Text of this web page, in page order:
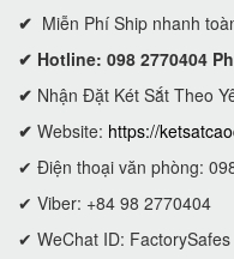
✔ Miễn Phí Ship nhanh
✔ Hotline: 098 2770404
✔ Nhận Đặt Két Sắt Theo
✔ Website: https://
✔ Điện thoại văn phòng:
✔ Viber: +84 98 2770404
✔ WeChat ID: FactorySafes